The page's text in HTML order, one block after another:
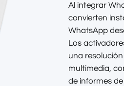
Al integrar
convierten
WhatsApp
Los
una
multimedia,
de informes